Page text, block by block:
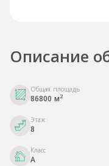
Описание
Общая площадь
86800 м2
Этаж
8
Класс
A